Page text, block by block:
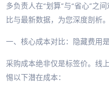
多负责人在“划算”与“省心”之
比与最新数据，为您深度剖析。
一、核心成本对比：隐藏费用
采购成本绝非仅是标签价。线
惕以下潜在成本：